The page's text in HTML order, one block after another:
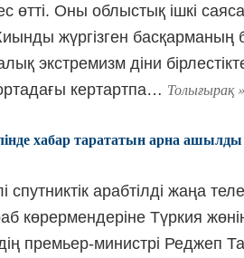
өтті. Оны облыстық ішкі
жүргізген басқарманың
экстремизм діни
кертартпа… Толығырақ»
хабар тарататын арна ашылды
арабтілді жаңа
көрермендеріне Түркия
премьер-министрі Реджеп